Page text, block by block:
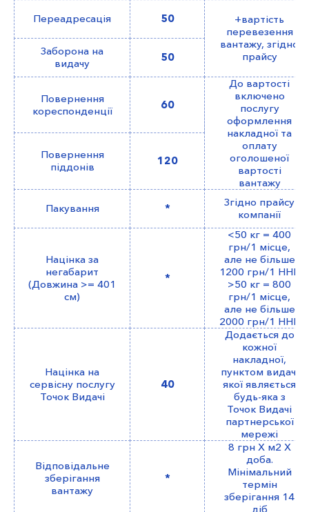
Переадресація
50
+вартість
перевезення
вантажу, згідно
прайсу
Заборона на
видачу
50
Повернення
кореспонденції
60
До вартості
включено
послугу
оформлення
накладної та
оплату
оголошеної
вартості
вантажу
Повернення
піддонів
120
Пакування *
Згідно прайсу
компанії
Націнка за
негабарит
(Довжина >= 401
см)
*
<50 кг = 400
грн/1 місце,
але не більше
1200 грн/1 ННВ
>50 кг = 800
грн/1 місце,
але не більше
2000 грн/1 ННВ
Націнка на
сервісну послугу
Точок Видачі
40
Додається до
кожної
накладної,
пунктом видачі
якої являється
будь-яка з
Точок Видачі
партнерської
мережі
Відповідальне
зберігання
вантажу
*
8 грн Х м2 Х
доба.
Мінімальний
термін
зберігання 14
діб